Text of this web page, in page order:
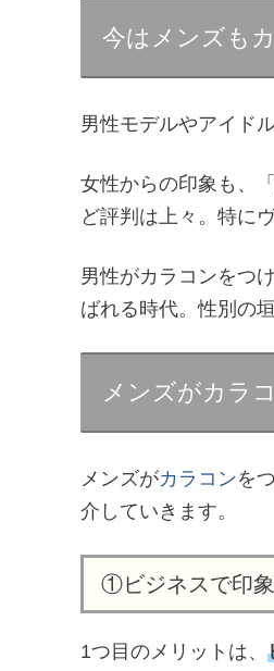
今はメンズも
男性モデルやアイド
女性からの印象も、
ど評判は上々。特に
男性がカラコンをつ
ばれる時代。性別の
メンズがカラ
メンズがカラコンを
介していきます。
①ビジネスで印
1つ目のメリットは、